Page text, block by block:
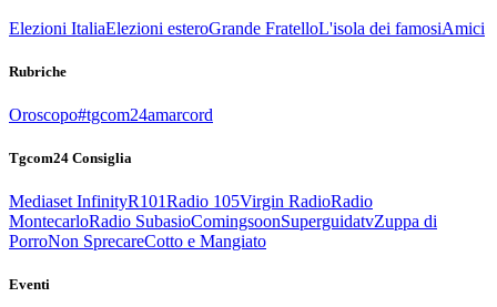
Elezioni ItaliaElezioni esteroGrande FratelloL'isola dei famosiAmici
Rubriche
Oroscopo#tgcom24amarcord
Tgcom24 Consiglia
Mediaset InfinityR101Radio 105Virgin RadioRadio
MontecarloRadio SubasioComingsoonSuperguidatvZuppa di
PorroNon SprecareCotto e Mangiato
Eventi